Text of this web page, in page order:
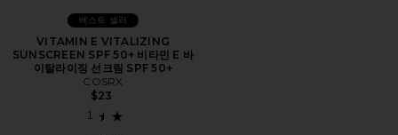
베스트 셀러
VITAMIN E VITALIZING
SUNSCREEN SPF 50+ 비타민 E 바
이탈라이징 선크림 SPF 50+
COSRX
$23